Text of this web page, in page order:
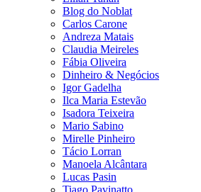
Blog do Noblat
Carlos Carone
Andreza Matais
Claudia Meireles
Fábia Oliveira
Dinheiro & Negócios
Igor Gadelha
Ilca Maria Estevão
Isadora Teixeira
Mario Sabino
Mirelle Pinheiro
Tácio Lorran
Manoela Alcântara
Lucas Pasin
Tiago Pavinatto